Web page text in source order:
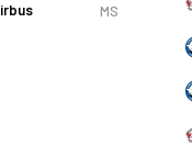
MS